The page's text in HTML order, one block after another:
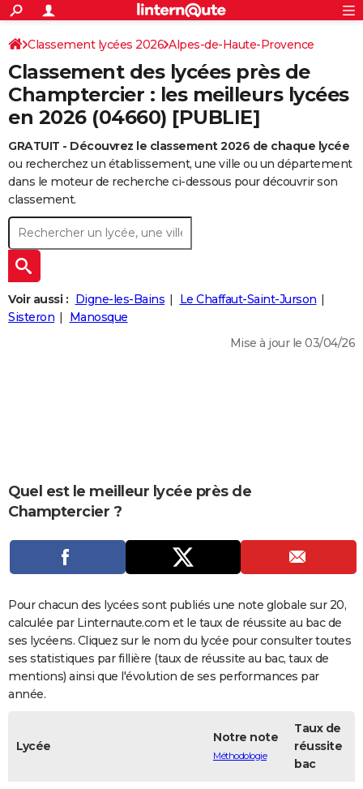
ACTUALITÉS
Politique
Société
Faits Divers
Education
Monde
Villes
+
SPORT
Coupe du monde 2026
Football
Tennis
Cyclisme
Rugby
Forum
CULTURE
Programme TV
TNT
Streaming
Cinéma
Sorties cinéma
Musique
+
FINANCE
Retraite
Impôts
Epargne
Immobilier
Risques naturels par ville
Banque
Assurance
Crédit
AUTO
Essais
Réserver un essai
Citadines
Berlines
SUV
Forum auto
+
HIGH-TECH
BRICOLAGE
Forum
Aménagement intérieur
Extérieur
Cuisine
Salle de bains
Jardinage
Rangement
+WEEK-END
Guides de France
Escapades
Patrimoine
Expositions
Musées
Week-end nature
+
LIFESTYLE
Art de vivre
Bien-être
Loisirs
Mode
Modes de vie
+SANTE
Carte de Noël
Carte Bonne année
Carte Saint-Valentin
Carte Pâques
Carte d'anniversaire
DICTIONNAIRE
Dictionnaire
Biographies
Citations
Expressions
Proverbes
PROGRAMME TV
S'inscrire
Se connecter
Lycées
Collèges
Primaires
Universités
Entreprises
Service militaire
Avis de recherche
AVIS DE DÉCÈS
FORUM
Bricolage
Lifestyle
Culture
Sport
Auto
Television
Voyage
Cinema
Rechercher
S'inscrire
Connexion
Classement lycées 2026 Alpes-de-Haute-Provence
Classement des lycées près de
Champtercier : les meilleurs lycées
en 2026 (04660) [PUBLIE]
GRATUIT - Découvrez le classement 2026 de chaque lycée
ou recherchez un établissement, une ville ou un département
dans le moteur de recherche ci-dessous pour découvrir son
classement.
Voir aussi : Digne-les-Bains
Le Chaffaut-Saint-Jurson
Sisteron
Manosque
Mise à jour le 03/04/26
Quel est le meilleur lycée près de
Champtercier ?
Pour chacun des lycées sont publiés une note globale sur 20,
calculée par Linternaute.com et le taux de réussite au bac de
ses lycéens. Cliquez sur le nom du lycée pour consulter toutes
ses statistiques par fillière (taux de réussite au bac, taux de
mentions) ainsi que l'évolution de ses performances par
année.
Lycée
Notre note
Méthodologie
Taux de
réussite
bac